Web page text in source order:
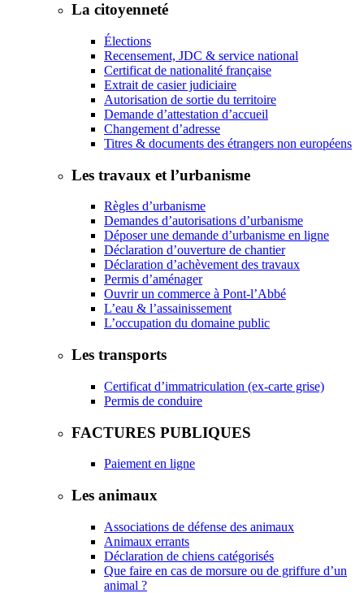
La citoyenneté
Élections
Recensement, JDC & service national
Certificat de nationalité française
Extrait de casier judiciaire
Autorisation de sortie du territoire
Demande d’attestation d’accueil
Changement d’adresse
Titres & documents des étrangers non européens
Les travaux et l’urbanisme
Règles d’urbanisme
Demandes d’autorisations d’urbanisme
Déposer une demande d’urbanisme en ligne
Déclaration d’ouverture de chantier
Déclaration d’achèvement des travaux
Permis d’aménager
Ouvrir un commerce à Pont-l’Abbé
L’eau & l’assainissement
L’occupation du domaine public
Les transports
Certificat d’immatriculation (ex-carte grise)
Permis de conduire
FACTURES PUBLIQUES
Paiement en ligne
Les animaux
Associations de défense des animaux
Animaux errants
Déclaration de chiens catégorisés
Que faire en cas de morsure ou de griffure d’un
animal ?